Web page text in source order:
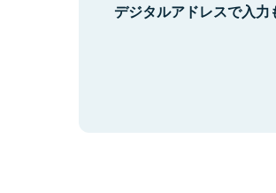
デジタルアドレスで入力